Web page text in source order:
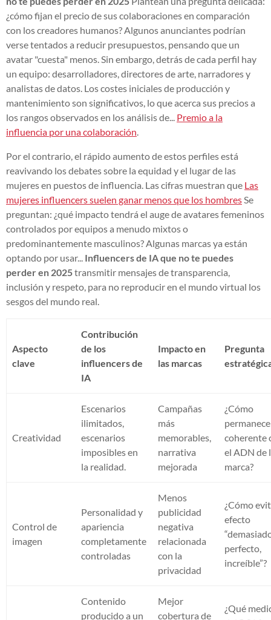
¿cómo fijan el precio de sus colaboraciones en comparación
con los creadores humanos? Algunos anunciantes podrían
verse tentados a reducir presupuestos, pensando que un
avatar "cuesta" menos. Sin embargo, detrás de cada perfil hay
un equipo: desarrolladores, directores de arte, narradores y
analistas de datos. Los costes iniciales de producción y
mantenimiento son significativos, lo que acerca sus precios a
los rangos observados en los análisis de... Premio a la
influencia por una colaboración.
Por el contrario, el rápido aumento de estos perfiles está
reavivando los debates sobre la equidad y el lugar de las
mujeres en puestos de influencia. Las cifras muestran que Las
mujeres influencers suelen ganar menos que los hombresSe
preguntan: ¿qué impacto tendrá el auge de avatares femeninos
controlados por equipos a menudo mixtos o
predominantemente masculinos? Algunas marcas ya están
optando por usar... Influencers de IA que no te puedes
perder en 2025transmitir mensajes de transparencia,
inclusión y respeto, para no reproducir en el mundo virtual los
sesgos del mundo real.
Aspecto
clave
Contribución
de los
influencers de
IA
Impacto en
las marcas
Pregunta
Creatividad
Escenarios
ilimitados,
escenarios
imposibles en
la realidad.
Campañas
más
memorables,
narrativa
mejorada
¿Cómo
coherente
el ADN de
marca?
Control de
imagen
Personalidad y
apariencia
completamente
controladas
Menos
publicidad
negativa
relacionada
con la
privacidad
¿Cómo
efecto
perfecto,
increíble”?
Contenido
producido a un
Mejor
cobertura de
¿Qué